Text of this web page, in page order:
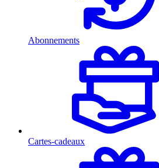
Abonnements
Cartes-cadeaux